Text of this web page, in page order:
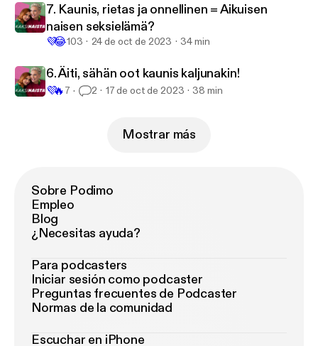
7. Kaunis, rietas ja onnellinen = Aikuisen
naisen seksielämä?
💜😂103 24 de oct de 2023 34 min
6. Äiti, sähän oot kaunis kaljunakin!
💜🔥 7 2 17 de oct de 2023 38 min
Mostrar más
Sobre Podimo
Empleo
Blog
¿Necesitas ayuda?
Para podcasters
Iniciar sesión como podcaster
Preguntas frecuentes de Podcaster
Normas de la comunidad
Escuchar en iPhone